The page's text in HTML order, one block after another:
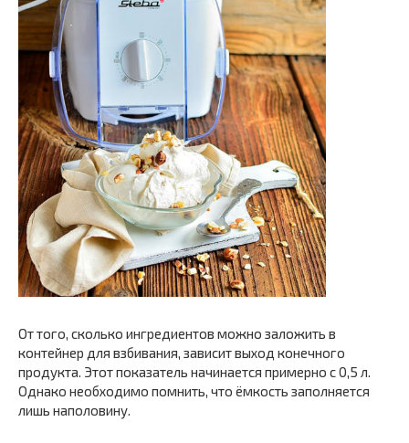
От того, сколько ингредиентов можно заложить в
контейнер для взбивания, зависит выход конечного
продукта. Этот показатель начинается примерно с 0,5 л.
Однако необходимо помнить, что ёмкость заполняется
лишь наполовину.